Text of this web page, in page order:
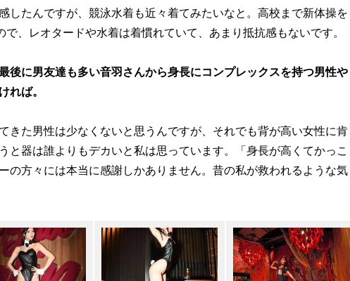
したんですが、競泳水着も近々着てみたいなと。高校まで新体操を
、レオタードや水着は着慣れていて、あまり抵抗感もないです。
に男友達も多い音羽さんから身長にコンプレックスを持つ男性や
れば。
きた男性は少なくないと思うんですが、それでも背が高い女性に肯
と器は誰よりもデカいと私は思っています。「身長が高くてかっこ
の方々には本当に感謝しかありません。昔の私が救われるような気